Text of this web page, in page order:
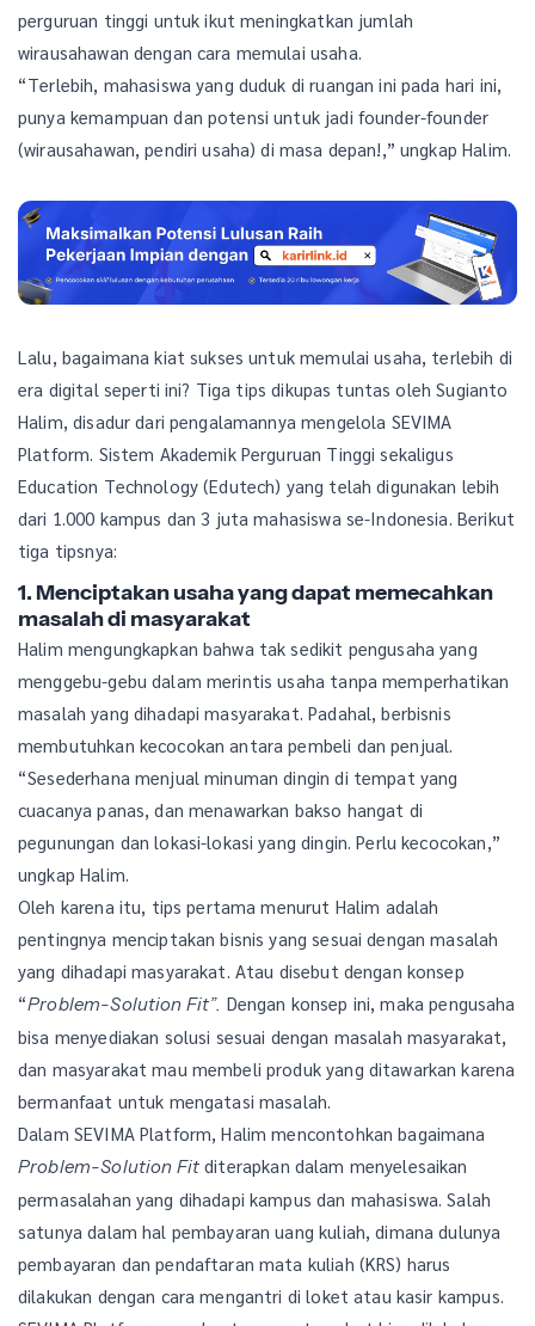
perguruan tinggi untuk ikut meningkatkan jumlah
wirausahawan dengan cara memulai usaha.
“Terlebih, mahasiswa yang duduk di ruangan ini pada hari ini,
punya kemampuan dan potensi untuk jadi founder-founder
(wirausahawan, pendiri usaha) di masa depan!,” ungkap Halim.
Lalu, bagaimana kiat sukses untuk memulai usaha, terlebih di
era digital seperti ini? Tiga tips dikupas tuntas oleh Sugianto
Halim, disadur dari pengalamannya mengelola SEVIMA
Platform. Sistem Akademik Perguruan Tinggi sekaligus
Education Technology (Edutech) yang telah digunakan lebih
dari 1.000 kampus dan 3 juta mahasiswa se-Indonesia. Berikut
tiga tipsnya:
1. Menciptakan usaha yang dapat memecahkan
masalah di masyarakat
Halim mengungkapkan bahwa tak sedikit pengusaha yang
menggebu-gebu dalam merintis usaha tanpa memperhatikan
masalah yang dihadapi masyarakat. Padahal, berbisnis
membutuhkan kecocokan antara pembeli dan penjual.
“Sesederhana menjual minuman dingin di tempat yang
cuacanya panas, dan menawarkan bakso hangat di
pegunungan dan lokasi-lokasi yang dingin. Perlu kecocokan,”
ungkap Halim.
Oleh karena itu, tips pertama menurut Halim adalah
pentingnya menciptakan bisnis yang sesuai dengan masalah
yang dihadapi masyarakat. Atau disebut dengan konsep
“Problem-Solution Fit”. Dengan konsep ini, maka pengusaha
bisa menyediakan solusi sesuai dengan masalah masyarakat,
dan masyarakat mau membeli produk yang ditawarkan karena
bermanfaat untuk mengatasi masalah.
Dalam SEVIMA Platform, Halim mencontohkan bagaimana
Problem-Solution Fit diterapkan dalam menyelesaikan
permasalahan yang dihadapi kampus dan mahasiswa. Salah
satunya dalam hal pembayaran uang kuliah, dimana dulunya
pembayaran dan pendaftaran mata kuliah (KRS) harus
dilakukan dengan cara mengantri di loket atau kasir kampus.